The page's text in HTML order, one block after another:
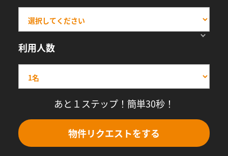
利用人数
あと１ステップ！簡単30秒！
物件リクエストをする